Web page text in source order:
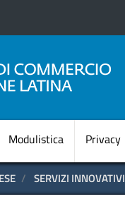
Modulistica Privacy
SERVIZI INNOVATIVI